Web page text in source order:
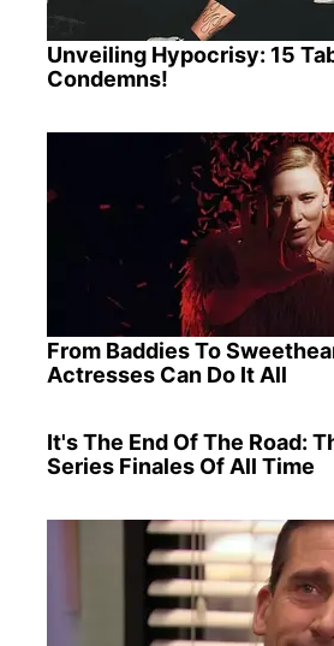
Unveiling Hypocrisy: 15
Condemns!
From Baddies To
Actresses Can Do It All
It's The End Of The Road:
Series Finales Of All Time